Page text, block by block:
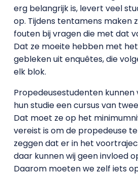
erg belangrijk is, levert veel
op. Tijdens tentamens maken
fouten bij vragen die met dat
Dat ze moeite hebben met
gebleken uit enquêtes, die
elk blok.
Propedeusestudenten
hun studie een cursus van
Dat moet ze op het
vereist is om de propedeuse te
zeggen dat er in het
daar kunnen wij geen invloed
Daarom moeten we zelf iets